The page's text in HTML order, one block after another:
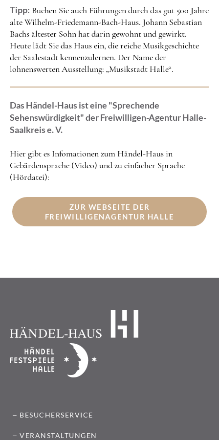
Tipp: Buchen Sie auch Führungen durch das gut 500 Jahre
alte Wilhelm-Friedemann-Bach-Haus. Johann Sebastian
Bachs ältester Sohn hat darin gewohnt und gewirkt.
Heute lädt Sie das Haus ein, die reiche Musikgeschichte
der Saalestadt kennenzulernen. Der Name der
lohnenswerten Ausstellung: „Musikstadt Halle“.
Das Händel-Haus ist eine "Sprechende
Sehenswürdigkeit" der Freiwilligen-Agentur Halle-
Saalkreis e. V.
Hier gibt es Infomationen zum Händel-Haus in
Gebärdensprache (Video) und zu einfacher Sprache
(Hördatei):
ZUR WEBSEITE DER
FREIWILLIGENAGENTUR HALLE
BESUCHERSERVICE
VERANSTALTUNGEN